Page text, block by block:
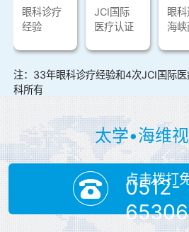
眼科诊疗
经验
JCI国际
医疗认证
眼
海
注：33年眼科诊疗经验和4次JCI国际
科所有
太学•海维
点击拨打
0512-